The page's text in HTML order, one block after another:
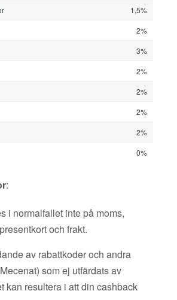
1,5%
2%
3%
2%
2%
2%
2%
0%
:
i normalfallet inte på moms,
och frakt.
av rabattkoder och andra
som ej utfärdats av
kan resultera i att din cashback